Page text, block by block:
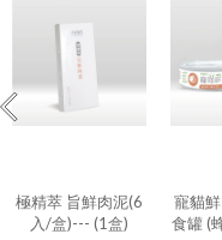
極精萃 旨鮮肉泥(6
入/盒)--- (1盒)
寵貓
食罐 (